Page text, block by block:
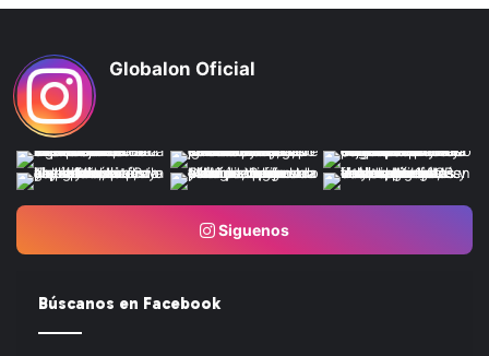
Globalon Oficial
Siguenos
Búscanos en Facebook